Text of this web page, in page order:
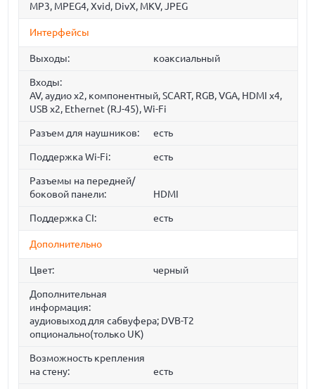
MP3, MPEG4, Xvid, DivX, MKV, JPEG
Интерфейсы
Выходы: коаксиальный
Входы:
AV, аудио x2, компонентный, SCART, RGB, VGA, HDMI x4,
USB x2, Ethernet (RJ-45), Wi-Fi
Разъем для наушников: есть
Поддержка Wi-Fi: есть
Разъемы на передней/
боковой панели:
HDMI
Поддержка CI: есть
Дополнительно
Цвет: черный
Дополнительная
информация:
аудиовыход для сабвуфера; DVB-T2
опционально(только UK)
Возможность крепления
на стену:
есть